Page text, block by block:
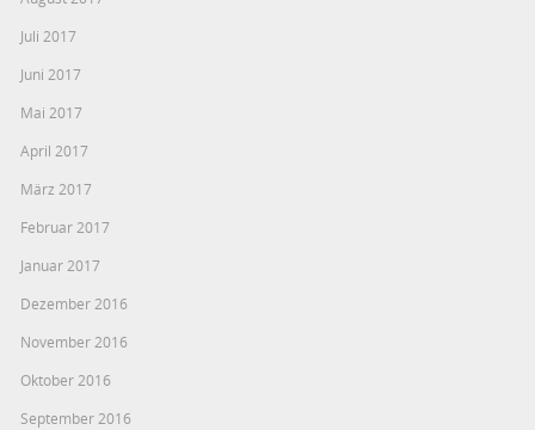
Juli 2017
Juni 2017
Mai 2017
April 2017
März 2017
Februar 2017
Januar 2017
Dezember 2016
November 2016
Oktober 2016
September 2016